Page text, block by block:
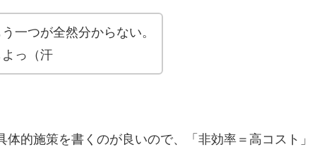
一つが全然分からない。
っ（汗
的施策を書くのが良いので、「非効率＝高コスト」